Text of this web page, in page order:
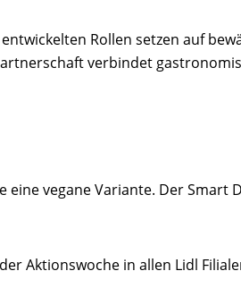
Rollen setzen auf
verbindet
vegane Variante. Der
Aktionswoche in allen Lidl